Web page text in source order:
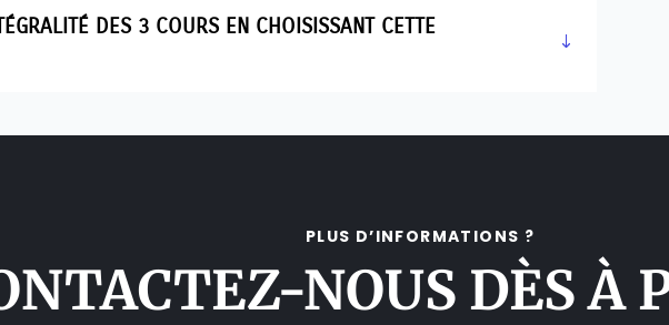
DES 3 COURS EN CHOISISSANT CETTE
PLUS D’INFORMATIONS ?
NOUS DÈS À